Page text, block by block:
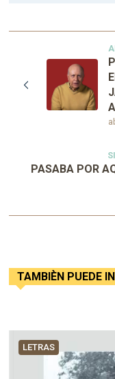
PASABA POR
TAMBIÈN PUEDE
LETRAS